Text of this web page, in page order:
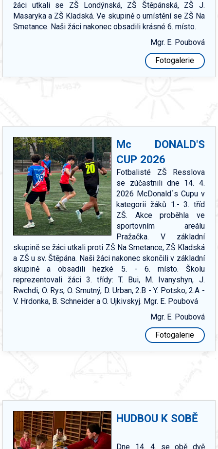
žáci utkali se ZŠ Londýnská, ZŠ Štěpánská, ZŠ J.
Masaryka a ZŠ Kladská. Ve skupině o umístění se ZŠ Na
Smetance. Naši žáci nakonec obsadili krásné 6. místo.
Mgr. E. Poubová
Fotogalerie
Mc DONALD'S
CUP 2026
Fotbalisté ZŠ Resslova
se zúčastnili dne 14. 4.
2026 McDonald´s Cupu v
kategorii žáků 1.- 3. tříd
ZŠ. Akce proběhla ve
sportovním areálu
Pražačka. V základní
skupině se žáci utkali proti ZŠ Na Smetance, ZŠ Kladská
a ZŠ u sv. Štěpána. Naši žáci nakonec skončili v základní
skupině a obsadili hezké 5. - 6. místo. Školu
reprezentovali žáci 3. třídy: T. Bui, M. Ivanyshyn, J.
Rwchdi, O. Rys, O. Smutný, D. Urban, 2.B - Y. Potsko, 2.A -
V. Hrdonka, B. Schneider a O. Ujkivskyj. Mgr. E. Poubová
Mgr. E. Poubová
Fotogalerie
HUDBOU K SOBĚ
Dne 14. 4. se obě dvě